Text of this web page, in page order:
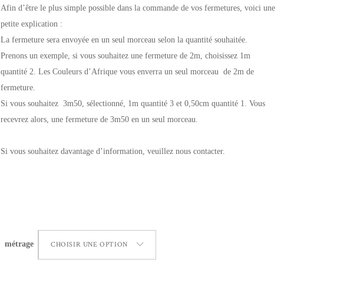
Afin d’être le plus simple possible dans la commande de vos fermetures, voici une
petite explication :
La fermeture sera envoyée en un seul morceau selon la quantité souhaitée.
Prenons un exemple, si vous souhaitez une fermeture de 2m, choisissez 1m
quantité 2. Les Couleurs d’Afrique vous enverra un seul morceau de 2m de
fermeture.
Si vous souhaitez 3m50, sélectionné, 1m quantité 3 et 0,50cm quantité 1. Vous
recevrez alors, une fermeture de 3m50 en un seul morceau.
Si vous souhaitez davantage d’information, veuillez nous contacter.
métrage CHOISIR UNE OPTION